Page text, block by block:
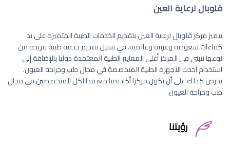
قلوبال لرعاية العين
يتميز مركز قلوبال لرعاية العين بتقديم الخدمات الطبية المتميزة على يد
كفاءات سعودية وعربية وعالمية. في سبيل تقديم خدمة طبية فريدة من
نوعها نتبنى في المركز أعلى المعايير الطبية المعتمدة دوليا بالإضافة إلى
استخدام أحدث الأجهزة الطبية المتخصصة في مجال طب وجراحة العيون.
نحرص كذلك على أن نكون مركزا أكاديميا معتمدا لكل المتخصصين في مجال
طب وجراحة العيون.
رؤيتنا